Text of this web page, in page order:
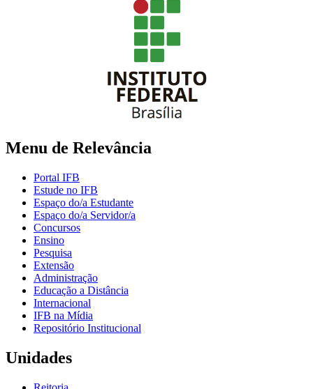
Menu de Relevância
Portal IFB
Estude no IFB
Espaço do/a Estudante
Espaço do/a Servidor/a
Concursos
Ensino
Pesquisa
Extensão
Administração
Educação a Distância
Internacional
IFB na Mídia
Repositório Institucional
Unidades